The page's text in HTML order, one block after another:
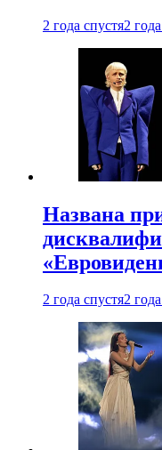
2 года спустя2
Названа
2 года спустя2